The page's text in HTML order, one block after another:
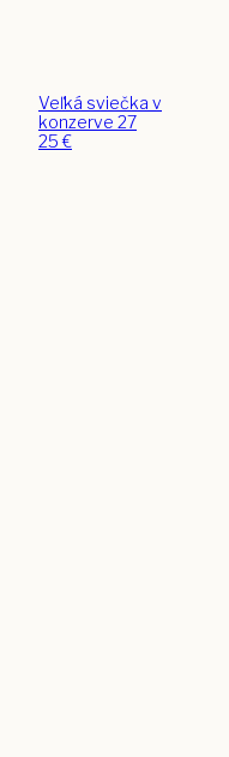
Veľká sviečka v
konzerve 27
25€